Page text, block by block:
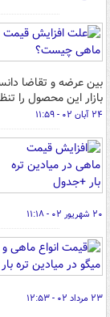
بین عرضه و تقاضا
بازار این محصول را
۲۴ آبان ۰۲ - ۱۱:۵۹
۲۰ شهریور ۰۲ - ۱۱:۱۸
۲۳ مرداد ۰۲ - ۱۲:۵۳